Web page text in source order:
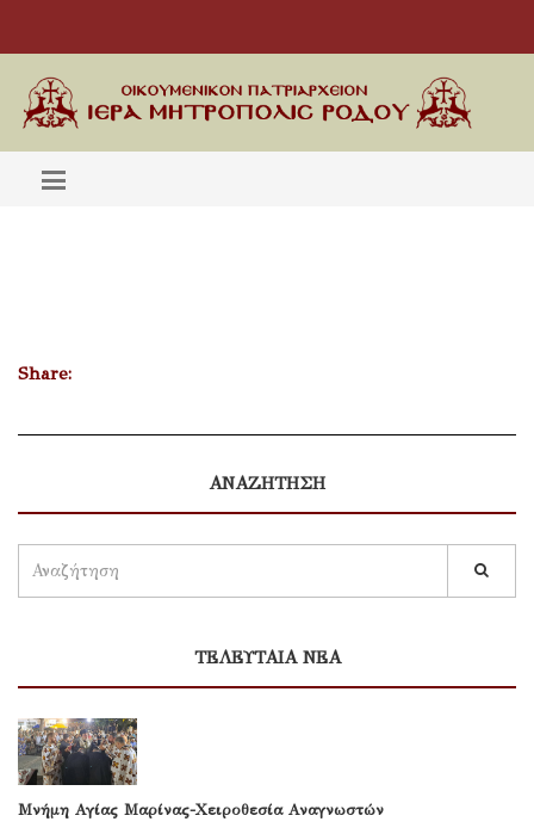
Share:
ΑΝΑΖΗΤΗΣΗ
ΤΕΛΕΥΤΑΙΑ ΝΕΑ
Μνήμη Αγίας Μαρίνας-Χειροθεσία Αναγνωστών